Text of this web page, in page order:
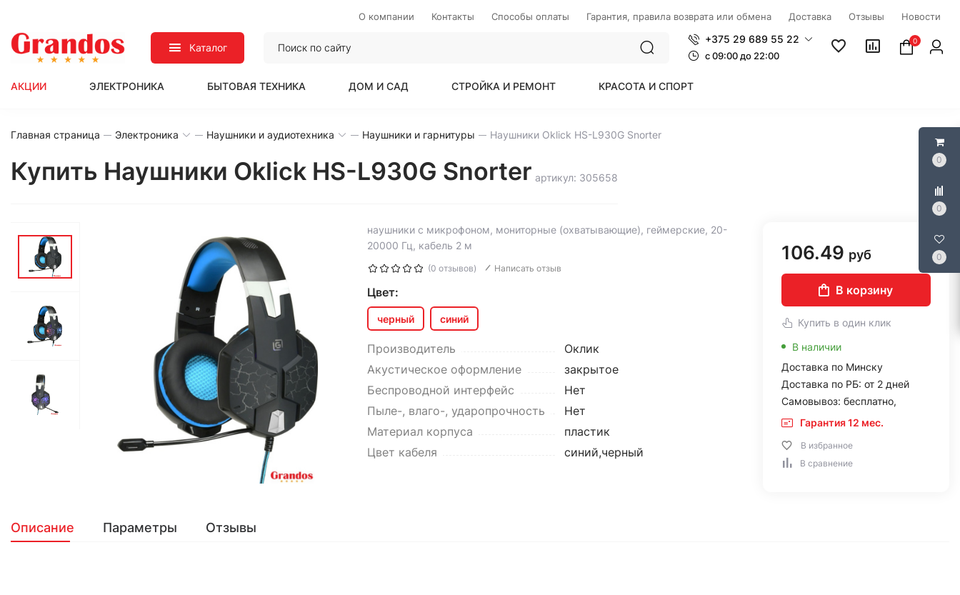
0
0
0
О компании Контакты Способы оплаты Гарантия, правила возврата или обмена Доставка Отзывы Новости
Каталог
+375 29 689 55 22
c 09:00 до 22:00
0
АКЦИИ ЭЛЕКТРОНИКА БЫТОВАЯ ТЕХНИКА ДОМ И САД СТРОЙКА И РЕМОНТ КРАСОТА И СПОРТ
Главная страница Электроника Наушники и аудиотехника Наушники и гарнитуры Наушники Oklick HS-L930G Snorter
Купить Наушники Oklick HS-L930G Snorter артикул: 305658
наушники с микрофоном, мониторные (охватывающие), геймерские, 20-
20000 Гц, кабель 2 м
(0 отзывов) Написать отзыв
Цвет:
черный синий
Производитель
Оклик
Акустическое оформление
закрытое
Беспроводной интерфейс
Нет
Пыле-, влаго-, ударопрочность
Нет
Материал корпуса
пластик
Цвет кабеля
синий,черный
106.49 руб
В корзину
Купить в один клик
В наличии
Доставка по Минску
Доставка по РБ: от 2 дней
Самовывоз: бесплатно,
Гарантия 12 мес.
В избранное
В сравнение
Описание Параметры Отзывы